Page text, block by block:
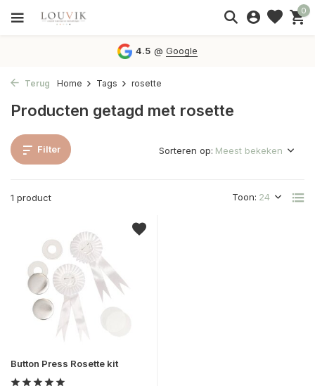
0
4.5 @Google
Terug Home Tags rosette
Producten getagd met rosette
Filter
1 product Toon:
Sorteren op:
Button Press Rosette kit